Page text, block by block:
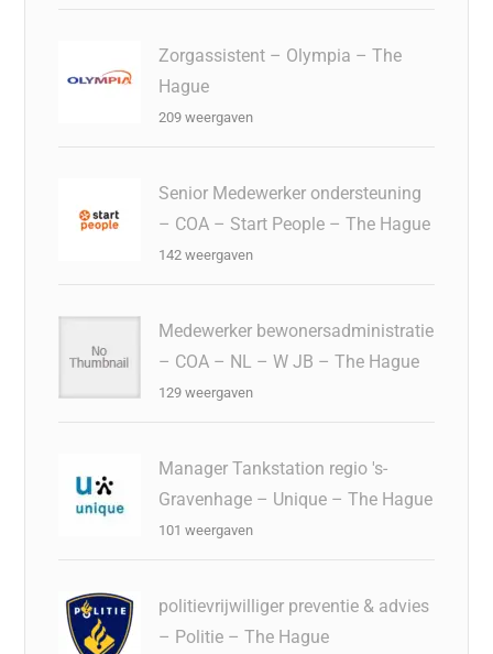
Zorgassistent – Olympia – The
Hague
209 weergaven
Senior Medewerker ondersteuning
– COA – Start People – The Hague
142 weergaven
Medewerker bewonersadministratie
– COA – NL – W JB – The Hague
129 weergaven
Manager Tankstation regio 's-
Gravenhage – Unique – The Hague
101 weergaven
politievrijwilliger preventie & advies
– Politie – The Hague